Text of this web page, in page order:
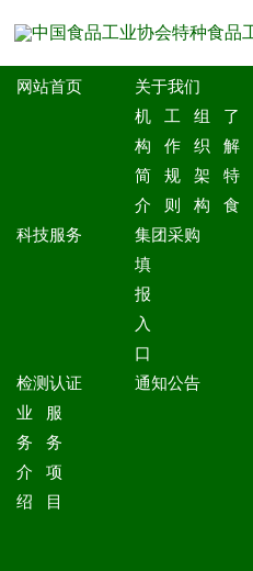
网站首页
关于我们
机
构
简
介
工
作
规
则
组
织
架
构
了
解
特
食
科技服务
集团采购
填
报
入
口
检测认证
业
务
介
绍
服
务
项
目
通知公告